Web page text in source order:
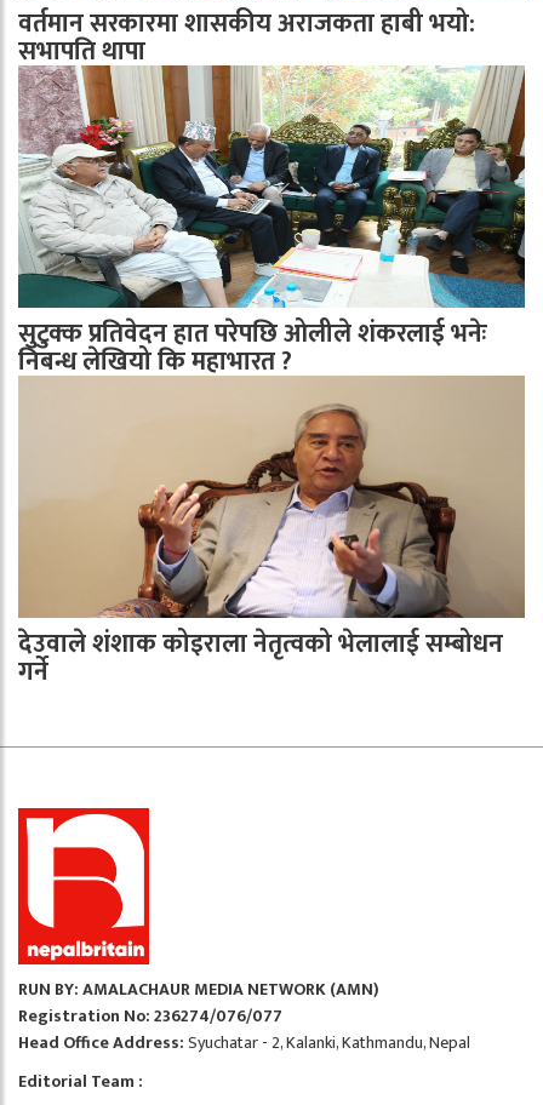
वर्तमान सरकारमा शासकीय अराजकता हाबी भयो:
सभापति थापा
सुटुक्क प्रतिवेदन हात परेपछि ओलीले शंकरलाई भनेः
निबन्ध लेखियो कि महाभारत ?
देउवाले शंशाक कोइराला नेतृत्वको भेलालाई सम्बोधन
गर्ने
RUN BY: AMALACHAUR MEDIA NETWORK (AMN)
Registration No: 236274/076/077
Head Office Address:Syuchatar - 2, Kalanki, Kathmandu, Nepal
Editorial Team :